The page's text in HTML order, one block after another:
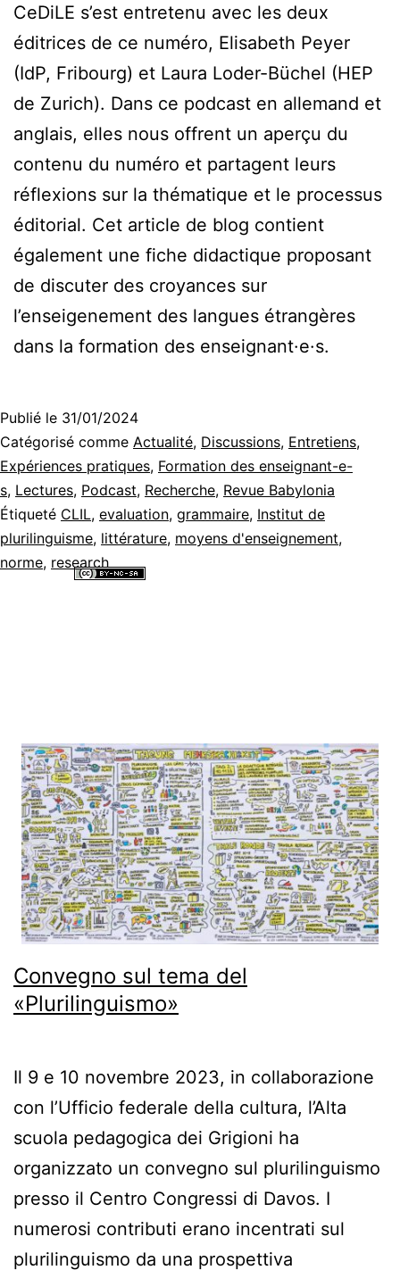
CeDiLE s’est entretenu avec les deux
éditrices de ce numéro, Elisabeth Peyer
(IdP, Fribourg) et Laura Loder-Büchel (HEP
de Zurich). Dans ce podcast en allemand et
anglais, elles nous offrent un aperçu du
contenu du numéro et partagent leurs
réflexions sur la thématique et le processus
éditorial. Cet article de blog contient
également une fiche didactique proposant
de discuter des croyances sur
l’enseigenement des langues étrangères
dans la formation des enseignant·e·s.
Publié le 31/01/2024
Catégorisé comme Actualité, Discussions, Entretiens,
Expériences pratiques, Formation des enseignant-e-
s, Lectures, Podcast, Recherche, Revue Babylonia
Étiqueté CLIL, evaluation, grammaire, Institut de
plurilinguisme, littérature, moyens d'enseignement,
norme, research
Convegno sul tema del
«Plurilinguismo»
Il 9 e 10 novembre 2023, in collaborazione
con l’Ufficio federale della cultura, l’Alta
scuola pedagogica dei Grigioni ha
organizzato un convegno sul plurilinguismo
presso il Centro Congressi di Davos. I
numerosi contributi erano incentrati sul
plurilinguismo da una prospettiva